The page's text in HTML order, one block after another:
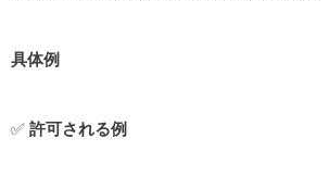
具体例
✅ 許可される例